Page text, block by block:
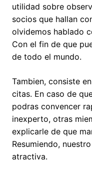
utilidad sobre
socios que hallan
olvidemos hablado
Con el fin de que
de todo el mundo.
Tambien, consiste
citas. En caso de
podras convencer
inexperto, otras
explicarle de que
Resumiendo,
atractiva.